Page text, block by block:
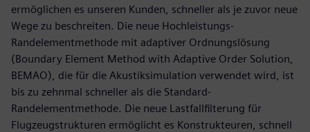
ermöglichen es unseren Kunden, schneller als je zuvor neue
Wege zu beschreiten. Die neue Hochleistungs-
Randelementmethode mit adaptiver Ordnungslösung
(Boundary Element Method with Adaptive Order Solution,
BEMAO), die für die Akustiksimulation verwendet wird, ist
bis zu zehnmal schneller als die Standard-
Randelementmethode. Die neue Lastfallfilterung für
Flugzeugstrukturen ermöglicht es Konstrukteuren, schnell